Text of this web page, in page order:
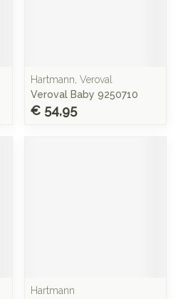
Hartmann, Veroval
Veroval Baby 9250710
€ 54,95
Hartmann